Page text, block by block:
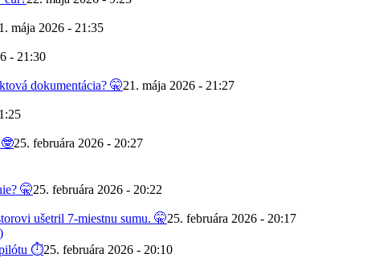
mája 2026 - 21:35
- 21:30
dokumentácia? 🤫21. mája 2026 - 21:27
25. februára 2026 - 20:27
🤫25. februára 2026 - 20:22
ušetril 7-miestnu sumu. 🤫25. februára 2026 - 20:17
pilótu ⏱️25. februára 2026 - 20:10